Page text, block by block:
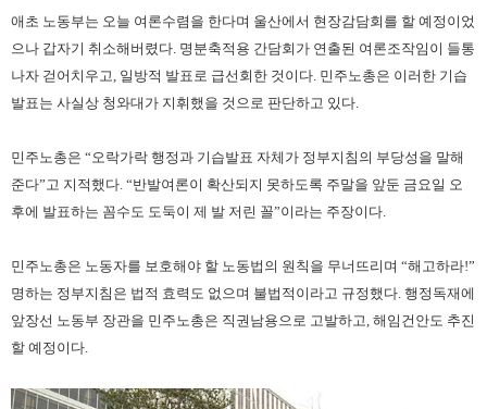
애초 노동부는 오늘 여론수렴을 한다며 울산에서 현장감담회를 할 예정이었
으나 갑자기 취소해버렸다. 명분축적용 간담회가 연출된 여론조작임이 들통
나자 걷어치우고, 일방적 발표로 급선회한 것이다. 민주노총은 이러한 기습
발표는 사실상 청와대가 지휘했을 것으로 판단하고 있다.
민주노총은 “오락가락 행정과 기습발표 자체가 정부지침의 부당성을 말해
준다”고 지적했다. “반발여론이 확산되지 못하도록 주말을 앞둔 금요일 오
후에 발표하는 꼼수도 도둑이 제 발 저린 꼴”이라는 주장이다.
민주노총은 노동자를 보호해야 할 노동법의 원칙을 무너뜨리며 “해고하라!”
명하는 정부지침은 법적 효력도 없으며 불법적이라고 규정했다. 행정독재에
앞장선 노동부 장관을 민주노총은 직권남용으로 고발하고, 해임건안도 추진
할 예정이다.